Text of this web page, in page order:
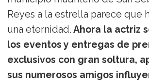
Reyes a la estrella parece que
una eternidad. Ahora la actriz
los eventos y entregas de
exclusivos con gran soltura,
sus numerosos amigos